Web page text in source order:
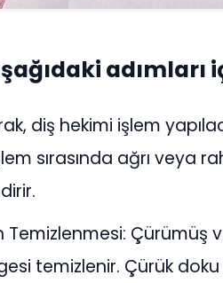
adımları
diş hekimi işlem
sırasında ağrı veya
Temizlenmesi: Çürümüş
temizlenir. Çürük doku